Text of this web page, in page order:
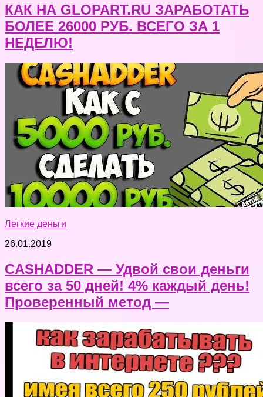
КАК НА GLOPART.RU ЗАРАБОТАТЬ
БОЛЕЕ 26000 РУБ. ВСЕГО ЗА 1
НЕДЕЛЮ!
Легкие деньги
26.01.2019
CASHADDER — Удвой свои деньги
всего за 50 дней! 4% каждый день!
Проверенный метод —